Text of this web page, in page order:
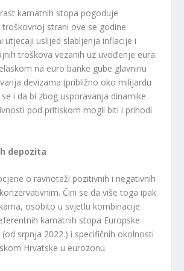
kamatnih stopa pogoduje
strani ove se godine
utjecaji uslijed slabljenja inflacije i
troškova vezanih uz uvođenje eura.
na euro banke gube glavninu
devizama (približno oko milijardu
i da bi zbog usporavanja dinamike
pod pritiskom mogli biti i prihodi
depozita
o ravnoteži pozitivnih i negativnih
Čini se da više toga ipak
osobito u svjetlu kombinacije
kamatnih stopa Europske
srpnja 2022.) i specifičnih okolnosti
Hrvatske u eurozonu.